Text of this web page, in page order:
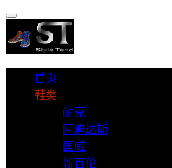
首页
鞋类
耐克
阿迪达斯
匡威
新百伦